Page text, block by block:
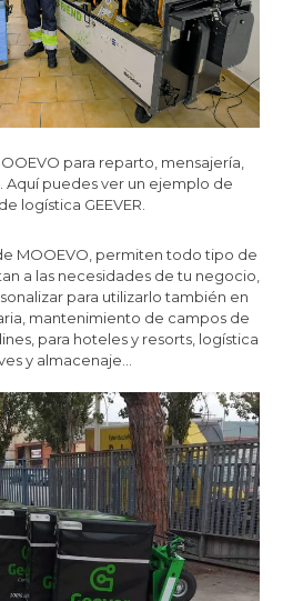
para reparto, mensajería,
Aquí puedes ver un ejemplo de
logística GEEVER.
MOOEVO, permiten todo tipo de
a las necesidades de tu negocio,
para utilizarlo también en
mantenimiento de campos de
para hoteles y resorts, logística
y almacenaje…